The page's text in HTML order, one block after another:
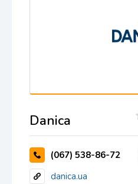
Danica
(067) 538-86-72
danica.ua